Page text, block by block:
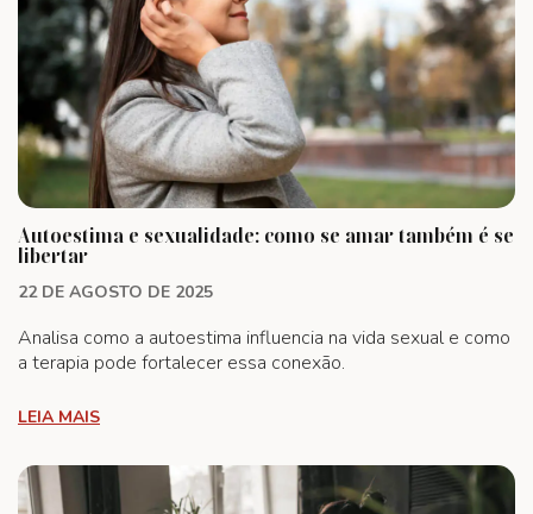
Autoestima e sexualidade: como se amar também é se
libertar
22 DE AGOSTO DE 2025
Analisa como a autoestima influencia na vida sexual e como
a terapia pode fortalecer essa conexão.
LEIA MAIS